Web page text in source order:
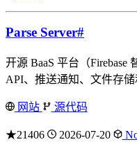
Parse Server#
开源 BaaS 平台（Firebase
API、推送通知、文件存储
网站 源代码
★21406 2026-07-20